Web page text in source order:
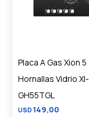
Placa A Gas Xion 5
Hornallas Vidrio XI-
GH55TGL
USD 149,00